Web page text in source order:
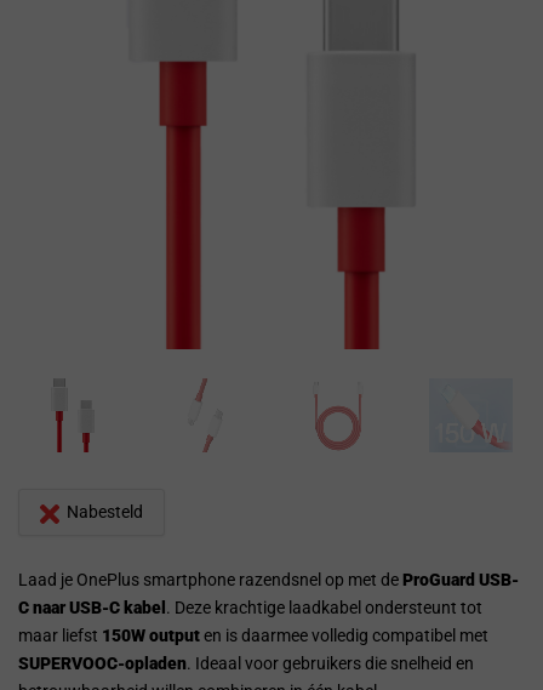
Nabesteld
Laad je OnePlus smartphone razendsnel op met de ProGuard USB-
C naar USB-C kabel . Deze krachtige laadkabel ondersteunt tot
maar liefst 150W outputen is daarmee volledig compatibel met
SUPERVOOC-opladen. Ideaal voor gebruikers die snelheid en